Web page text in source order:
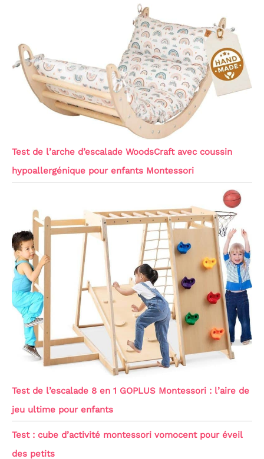
Test de l’arche d’escalade WoodsCraft avec coussin
hypoallergénique pour enfants Montessori
Test de l’escalade 8 en 1 GOPLUS Montessori : l’aire de
jeu ultime pour enfants
Test : cube d’activité montessori vomocent pour éveil
des petits